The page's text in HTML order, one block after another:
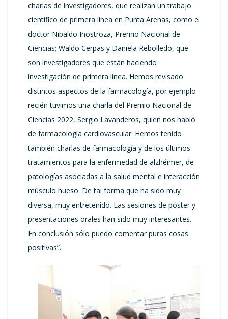
charlas de investigadores, que realizan un trabajo
científico de primera línea en Punta Arenas, como el
doctor Nibaldo Inostroza, Premio Nacional de
Ciencias; Waldo Cerpas y Daniela Rebolledo, que
son investigadores que están haciendo
investigación de primera línea. Hemos revisado
distintos aspectos de la farmacología, por ejemplo
recién tuvimos una charla del Premio Nacional de
Ciencias 2022, Sergio Lavanderos, quien nos habló
de farmacología cardiovascular. Hemos tenido
también charlas de farmacología y de los últimos
tratamientos para la enfermedad de alzhéimer, de
patologías asociadas a la salud mental e interacción
músculo hueso. De tal forma que ha sido muy
diversa, muy entretenido. Las sesiones de póster y
presentaciones orales han sido muy interesantes.
En conclusión sólo puedo comentar puras cosas
positivas”.